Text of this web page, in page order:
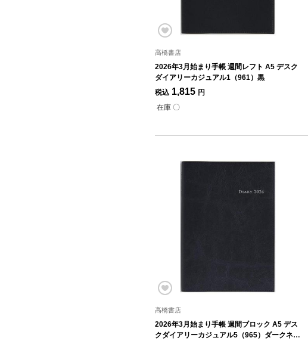
高橋書店
2026年3月始まり手帳 週間レフト A5 デスク
ダイアリーカジュアル1（961）黒
税込 1,815 円
在庫 〇
高橋書店
2026年3月始まり手帳 週間ブロック A5 デス
クダイアリーカジュアル5（965）ダークネイ